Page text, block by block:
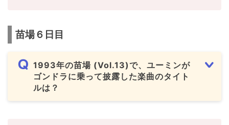
苗場６日目
1993年の苗場 (Vol.13)で、ユーミンが
ゴンドラに乗って披露した楽曲のタイト
ルは？